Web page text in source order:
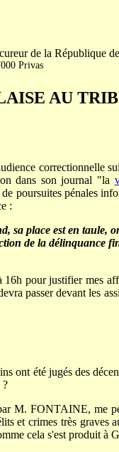
de la République
Privas
AU
correctionnelle
dans son journal "la
poursuites pénales
:
place est en taule,
de la délinquance
16h pour justifier mes
passer devant les
ont été jugés des
?
M. FONTAINE, me
et crimes très
cela s'est produit à